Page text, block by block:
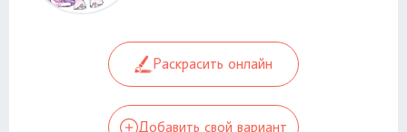
Раскрасить онлайн
Добавить свой вариант